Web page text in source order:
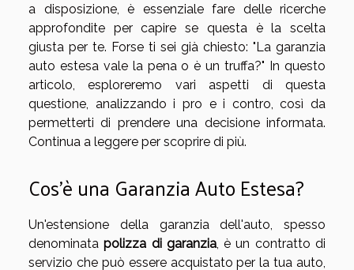
a disposizione, è essenziale fare delle ricerche
approfondite per capire se questa è la scelta
giusta per te. Forse ti sei già chiesto: "La garanzia
auto estesa vale la pena o è un truffa?" In questo
articolo, esploreremo vari aspetti di questa
questione, analizzando i pro e i contro, così da
permetterti di prendere una decisione informata.
Continua a leggere per scoprire di più.
Cos'è una Garanzia Auto Estesa?
Un'estensione della garanzia dell'auto, spesso
denominatapolizza di garanzia, è un contratto di
servizio che può essere acquistato per la tua auto,